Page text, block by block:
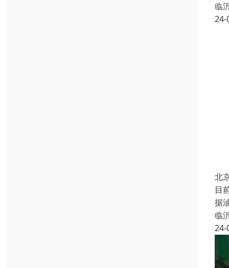
临
24-
北
目
据
临
24-